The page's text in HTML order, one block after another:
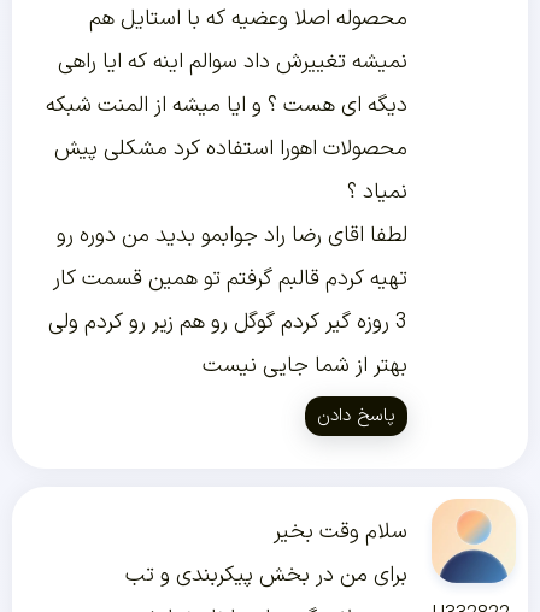
محصوله اصلا وعضیه که با استایل هم
نمیشه تغییرش داد سوالم اینه که ایا راهی
دیگه ای هست ؟ و ایا میشه از المنت شبکه
محصولات اهورا استفاده کرد مشکلی پیش
نمیاد ؟
لطفا اقای رضا راد جوابمو بدید من دوره رو
تهیه کردم قالبم گرفتم تو همین قسمت کار
3 روزه گیر کردم گوگل رو هم زیر رو کردم ولی
بهتر از شما جایی نیست
پاسخ دادن
سلام وقت بخیر
برای من در بخش پیکربندی و تب